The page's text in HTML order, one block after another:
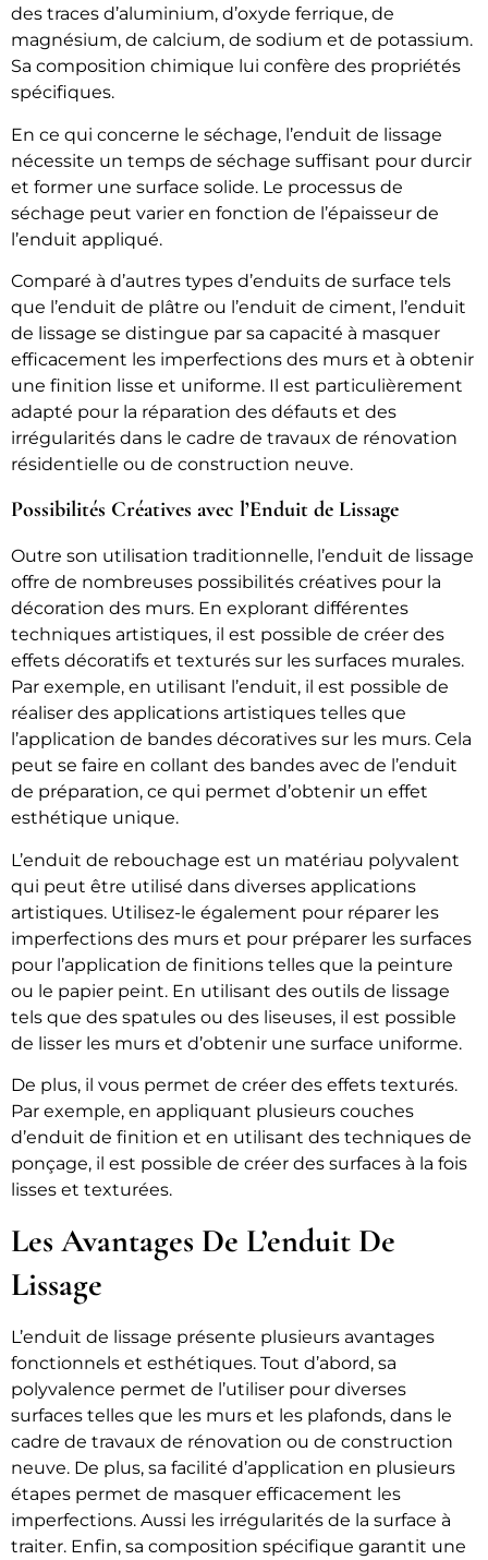
des traces d’aluminium, d’oxyde ferrique, de
magnésium, de calcium, de sodium et de potassium.
Sa composition chimique lui confère des propriétés
spécifiques.
En ce qui concerne le séchage, l’enduit de lissage
nécessite un temps de séchage suffisant pour durcir
et former une surface solide. Le processus de
séchage peut varier en fonction de l’épaisseur de
l’enduit appliqué.
Comparé à d’autres types d’enduits de surface tels
que l’enduit de plâtre ou l’enduit de ciment, l’enduit
de lissage se distingue par sa capacité à masquer
efficacement les imperfections des murs et à obtenir
une finition lisse et uniforme. Il est particulièrement
adapté pour la réparation des défauts et des
irrégularités dans le cadre de travaux de rénovation
résidentielle ou de construction neuve.
Possibilités Créatives avec l’Enduit de Lissage
Outre son utilisation traditionnelle, l’enduit de lissage
offre de nombreuses possibilités créatives pour la
décoration des murs. En explorant différentes
techniques artistiques, il est possible de créer des
effets décoratifs et texturés sur les surfaces murales.
Par exemple, en utilisant l’enduit, il est possible de
réaliser des applications artistiques telles que
l’application de bandes décoratives sur les murs. Cela
peut se faire en collant des bandes avec de l’enduit
de préparation, ce qui permet d’obtenir un effet
esthétique unique.
L’enduit de rebouchage est un matériau polyvalent
qui peut être utilisé dans diverses applications
artistiques. Utilisez-le également pour réparer les
imperfections des murs et pour préparer les surfaces
pour l’application de finitions telles que la peinture
ou le papier peint. En utilisant des outils de lissage
tels que des spatules ou des liseuses, il est possible
de lisser les murs et d’obtenir une surface uniforme.
De plus, il vous permet de créer des effets texturés.
Par exemple, en appliquant plusieurs couches
d’enduit de finition et en utilisant des techniques de
ponçage, il est possible de créer des surfaces à la fois
lisses et texturées.
Les Avantages De L’enduit De
Lissage
L’enduit de lissage présente plusieurs avantages
fonctionnels et esthétiques. Tout d’abord, sa
polyvalence permet de l’utiliser pour diverses
surfaces telles que les murs et les plafonds, dans le
cadre de travaux de rénovation ou de construction
neuve. De plus, sa facilité d’application en plusieurs
étapes permet de masquer efficacement les
imperfections. Aussi les irrégularités de la surface à
traiter. Enfin, sa composition spécifique garantit une